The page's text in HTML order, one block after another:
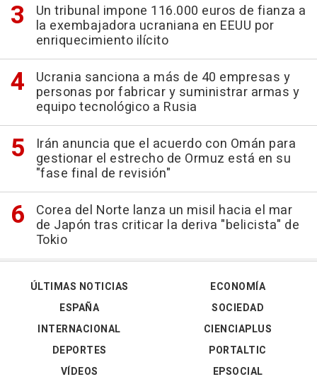
Un tribunal impone 116.000 euros de fianza a
la exembajadora ucraniana en EEUU por
enriquecimiento ilícito
Ucrania sanciona a más de 40 empresas y
personas por fabricar y suministrar armas y
equipo tecnológico a Rusia
Irán anuncia que el acuerdo con Omán para
gestionar el estrecho de Ormuz está en su
"fase final de revisión"
Corea del Norte lanza un misil hacia el mar
de Japón tras criticar la deriva "belicista" de
Tokio
ÚLTIMAS NOTICIAS
ESPAÑA
INTERNACIONAL
DEPORTES
VÍDEOS
ECONOMÍA
SOCIEDAD
CIENCIAPLUS
PORTALTIC
EPSOCIAL